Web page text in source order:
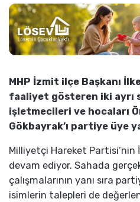
MHP İzmit ilçe Başkanı
faaliyet gösteren iki ayrı
işletmecileri ve hocaları
Gökbayrak’ı partiye üye
Milliyetçi Hareket Partisi’nin
devam ediyor. Sahada
çalışmalarının yanı sıra
isimlerin talepleri de